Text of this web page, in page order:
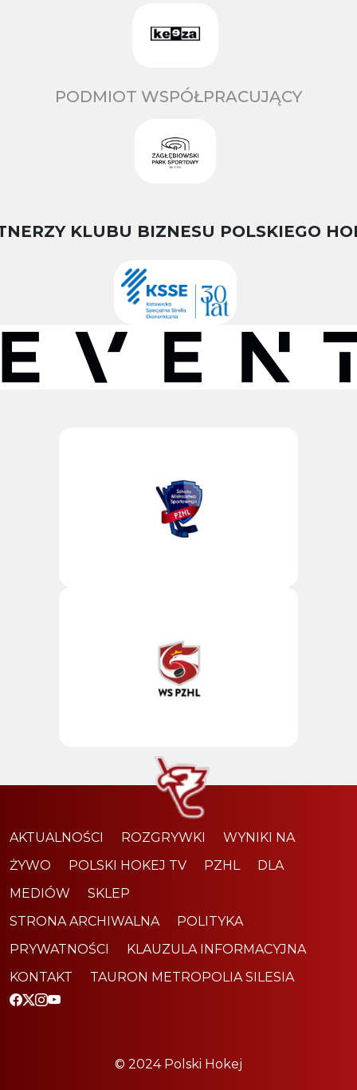
PODMIOT WSPÓŁPRACUJĄCY
KLUBU BIZNESU POLSKIEGO
AKTUALNOŚCI ROZGRYWKI
WYNIKI NA
ŻYWO
POLSKI HOKEJ TV PZHL
DLA
MEDIÓW
SKLEP
STRONA ARCHIWALNA
POLITYKA
PRYWATNOŚCI
KLAUZULA INFORMACYJNA
KONTAKT
TAURON METROPOLIA SILESIA
© 2024 Polski Hokej